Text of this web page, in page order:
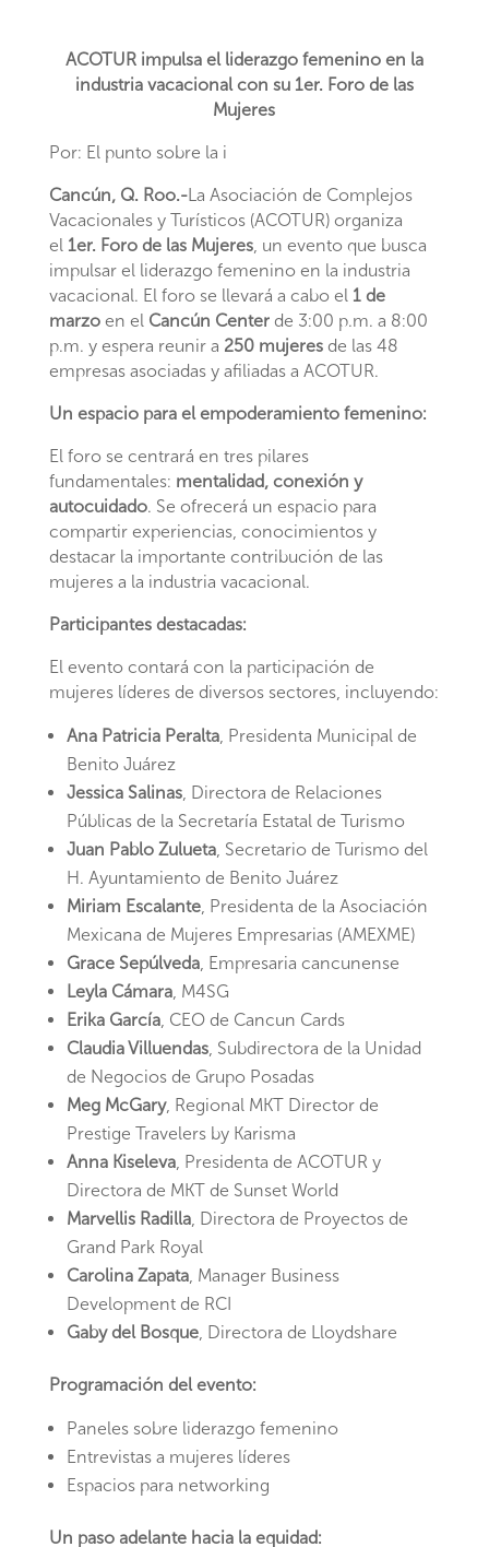
ACOTUR impulsa el liderazgo femenino en la
industria vacacional con su 1er. Foro de las
Mujeres
Por: El punto sobre la i
Cancún, Q. Roo.-La Asociación de Complejos
Vacacionales y Turísticos (ACOTUR) organiza
el 1er. Foro de las Mujeres, un evento que busca
impulsar el liderazgo femenino en la industria
vacacional. El foro se llevará a cabo el 1 de
marzoen el Cancún Centerde 3:00 p.m. a 8:00
p.m. y espera reunir a 250 mujeresde las 48
empresas asociadas y afiliadas a ACOTUR.
Un espacio para el empoderamiento femenino:
El foro se centrará en tres pilares
fundamentales: mentalidad, conexión y
autocuidado. Se ofrecerá un espacio para
compartir experiencias, conocimientos y
destacar la importante contribución de las
mujeres a la industria vacacional.
Participantes destacadas:
El evento contará con la participación de
mujeres líderes de diversos sectores, incluyendo:
Ana Patricia Peralta, Presidenta Municipal de
Benito Juárez
Jessica Salinas, Directora de Relaciones
Públicas de la Secretaría Estatal de Turismo
Juan Pablo Zulueta, Secretario de Turismo del
H. Ayuntamiento de Benito Juárez
Miriam Escalante, Presidenta de la Asociación
Mexicana de Mujeres Empresarias (AMEXME)
Grace Sepúlveda, Empresaria cancunense
Leyla Cámara, M4SG
Erika García, CEO de Cancun Cards
Claudia Villuendas, Subdirectora de la Unidad
de Negocios de Grupo Posadas
Meg McGary, Regional MKT Director de
Prestige Travelers by Karisma
Anna Kiseleva, Presidenta de ACOTUR y
Directora de MKT de Sunset World
Marvellis Radilla, Directora de Proyectos de
Grand Park Royal
Carolina Zapata, Manager Business
Development de RCI
Gaby del Bosque, Directora de Lloydshare
Programación del evento:
Paneles sobre liderazgo femenino
Entrevistas a mujeres líderes
Espacios para networking
Un paso adelante hacia la equidad: